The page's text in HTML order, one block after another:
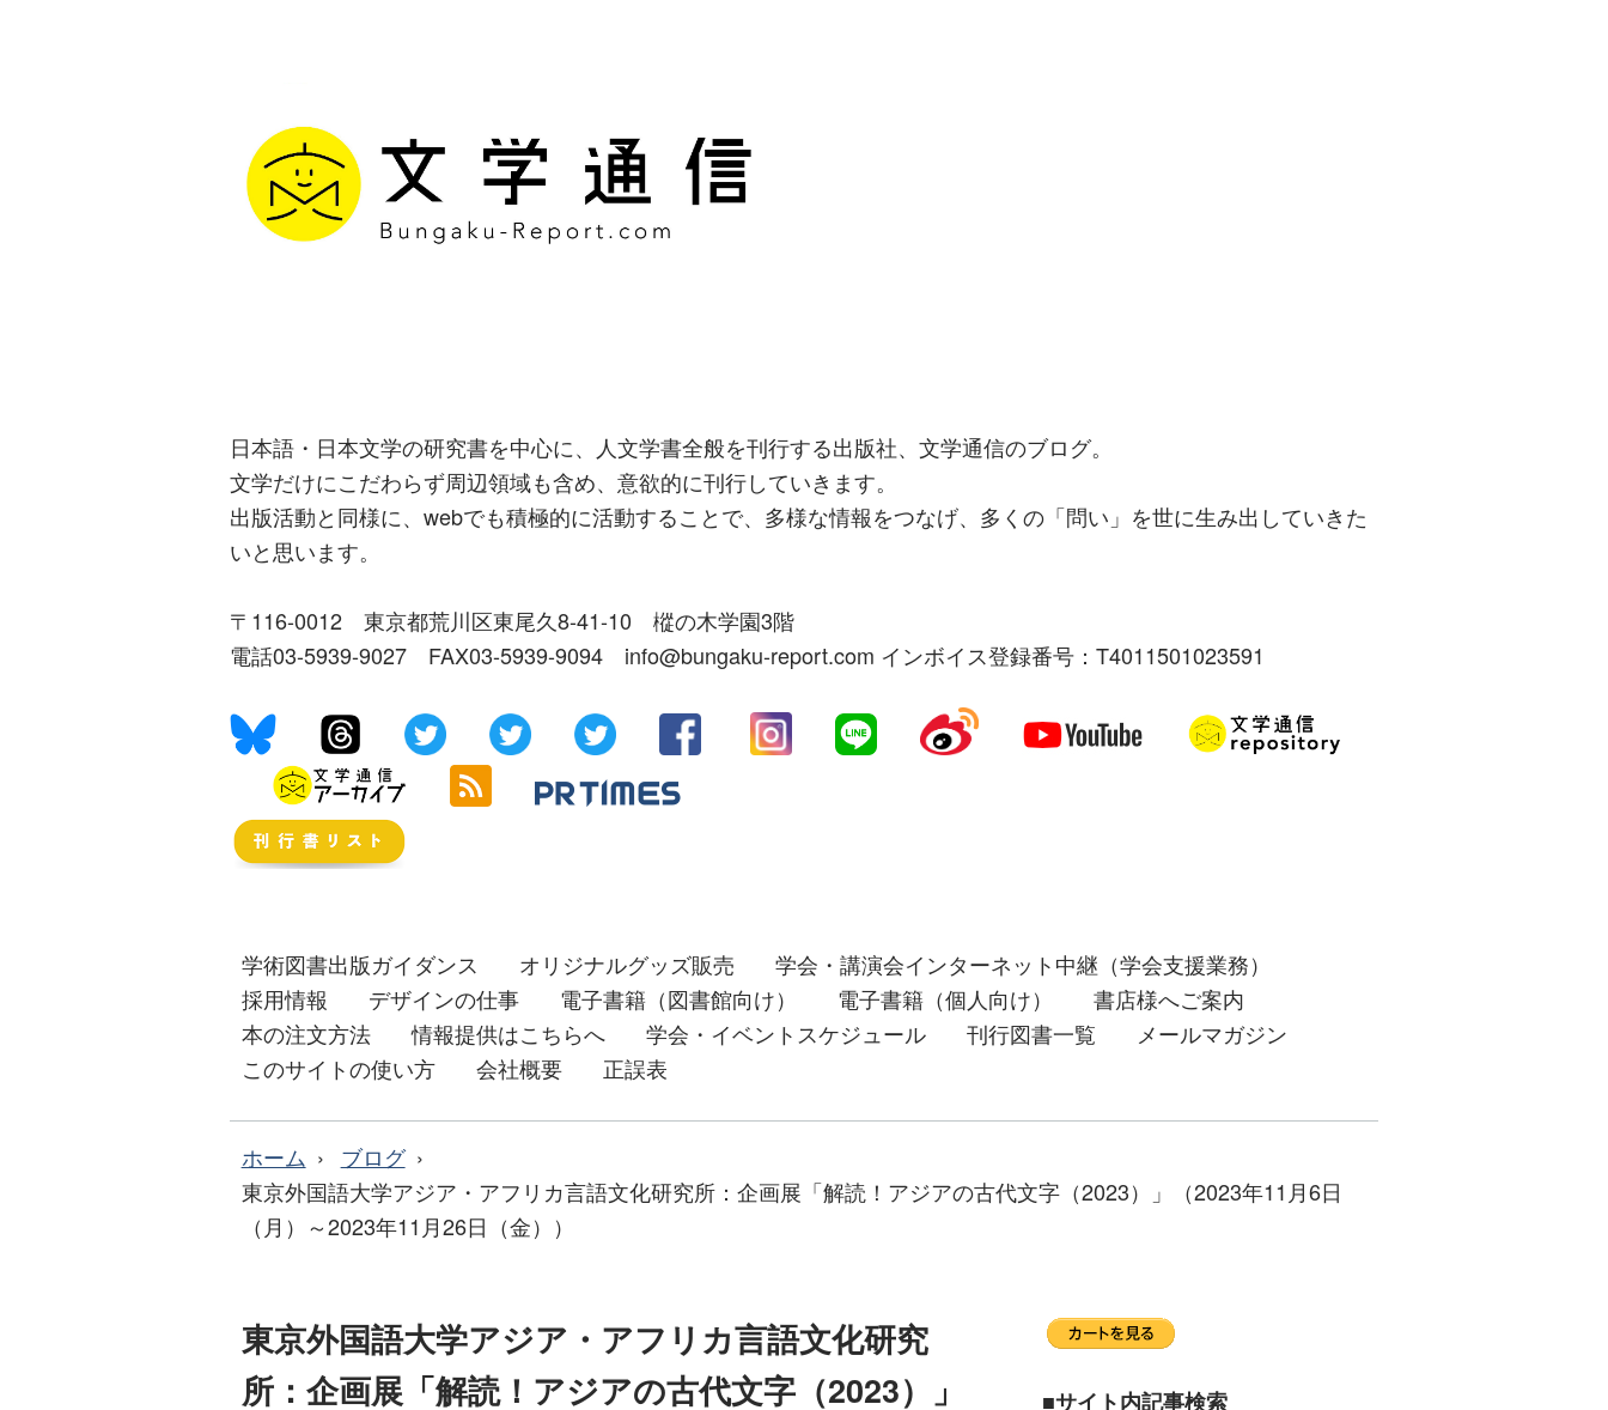
日本語・日本文学の研究書を中心に、人文学書全般を刊行する出版社、文学通信のブログ。
文学だけにこだわらず周辺領域も含め、意欲的に刊行していきます。
出版活動と同様に、webでも積極的に活動することで、多様な情報をつなげ、多くの「問い」を世に生み出していきた
いと思います。
〒116-0012 東京都荒川区東尾久8-41-10 樅の木学園3階
電話03-5939-9027 FAX03-5939-9094 info@bungaku-report.com インボイス登録番号：T4011501023591
学術図書出版ガイダンス オリジナルグッズ販売
学会・講演会インターネット中継（学会支援業務）
採用情報
デザインの仕事 電子書籍（図書館向け） 電子書籍（個人向け）
書店様へご案内
本の注文方法
情報提供はこちらへ 学会・イベントスケジュール 刊行図書一覧
メールマガジン
このサイトの使い方
会社概要 正誤表
ホーム
ブログ
東京外国語大学アジア・アフリカ言語文化研究所：企画展「解読！アジアの古代文字（2023）」（2023年11月6日
（月）～2023年11月26日（金））
東京外国語大学アジア・アフリカ言語文化研究
所：企画展「解読！アジアの古代文字（2023）」
■サイト内記事検索